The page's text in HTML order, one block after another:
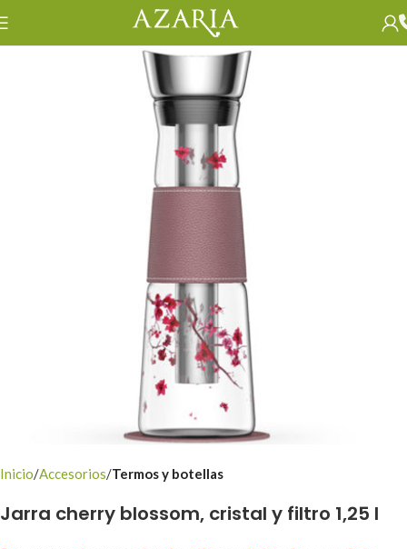
Inicio Accesorios Termos y botellas
Jarra cherry blossom, cristal y filtro 1,25 l